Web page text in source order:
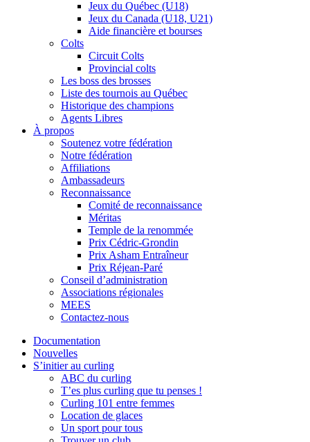
Jeux du Québec (U18)
Jeux du Canada (U18, U21)
Aide financière et bourses
Colts
Circuit Colts
Provincial colts
Les boss des brosses
Liste des tournois au Québec
Historique des champions
Agents Libres
À propos
Soutenez votre fédération
Notre fédération
Affiliations
Ambassadeurs
Reconnaissance
Comité de reconnaissance
Méritas
Temple de la renommée
Prix Cédric-Grondin
Prix Asham Entraîneur
Prix Réjean-Paré
Conseil d’administration
Associations régionales
MEES
Contactez-nous
Documentation
Nouvelles
S’initier au curling
ABC du curling
T’es plus curling que tu penses !
Curling 101 entre femmes
Location de glaces
Un sport pour tous